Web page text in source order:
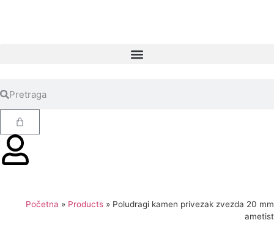
Početna » Products » Poludragi kamen privezak zvezda 20 mm
ametist